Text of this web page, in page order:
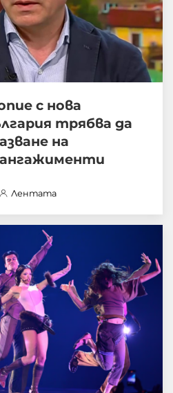
с нова
трябва да
на
Лентата